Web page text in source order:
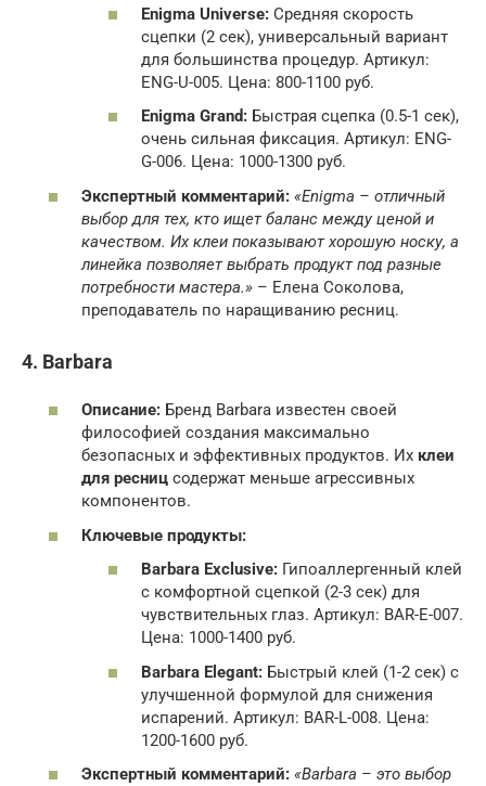
Enigma Universe: Средняя скорость
сцепки (2 сек), универсальный вариант
для большинства процедур. Артикул:
ENG-U-005. Цена: 800-1100 руб.
Enigma Grand: Быстрая сцепка (0.5-1 сек),
очень сильная фиксация. Артикул: ENG-
G-006. Цена: 1000-1300 руб.
Экспертный комментарий: «Enigma – отличный
выбор для тех, кто ищет баланс между ценой и
качеством. Их клеи показывают хорошую носку, а
линейка позволяет выбрать продукт под разные
потребности мастера.» – Елена Соколова,
преподаватель по наращиванию ресниц.
4. Barbara
Описание: Бренд Barbara известен своей
философией создания максимально
безопасных и эффективных продуктов. Их клеи
для ресниц содержат меньше агрессивных
компонентов.
Ключевые продукты:
Barbara Exclusive: Гипоаллергенный клей
с комфортной сцепкой (2-3 сек) для
чувствительных глаз. Артикул: BAR-E-007.
Цена: 1000-1400 руб.
Barbara Elegant: Быстрый клей (1-2 сек) с
улучшенной формулой для снижения
испарений. Артикул: BAR-L-008. Цена:
1200-1600 руб.
Экспертный комментарий: «Barbara – это выбор